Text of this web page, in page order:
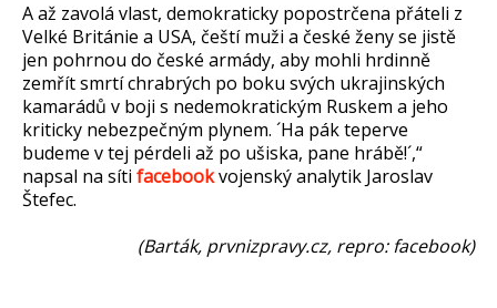
A až zavolá vlast, demokraticky popostrčena přáteli z
Velké Británie a USA, čeští muži a české ženy se jistě
jen pohrnou do české armády, aby mohli hrdinně
zemřít smrtí chrabrých po boku svých ukrajinských
kamarádů v boji s nedemokratickým Ruskem a jeho
kriticky nebezpečným plynem. ´Ha pák teperve
budeme v tej pérdeli až po ušiska, pane hrábě!´,“
napsal na síti facebookvojenský analytik Jaroslav
Štefec.
(Barták, prvnizpravy.cz, repro: facebook)